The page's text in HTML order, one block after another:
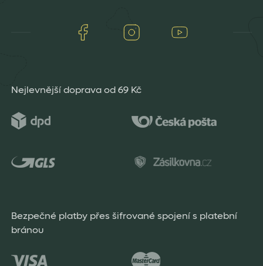
Facebook Instagram
Nejlevnější doprava od 69 Kč
Bezpečné platby přes šifrované spojení s platební
bránou